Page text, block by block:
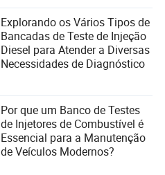
Explorando os Vários Tipos de
Bancadas de Teste de Injeção
Diesel para Atender a Diversas
Necessidades de Diagnóstico
Por que um Banco de Testes
de Injetores de Combustível é
Essencial para a Manutenção
de Veículos Modernos?